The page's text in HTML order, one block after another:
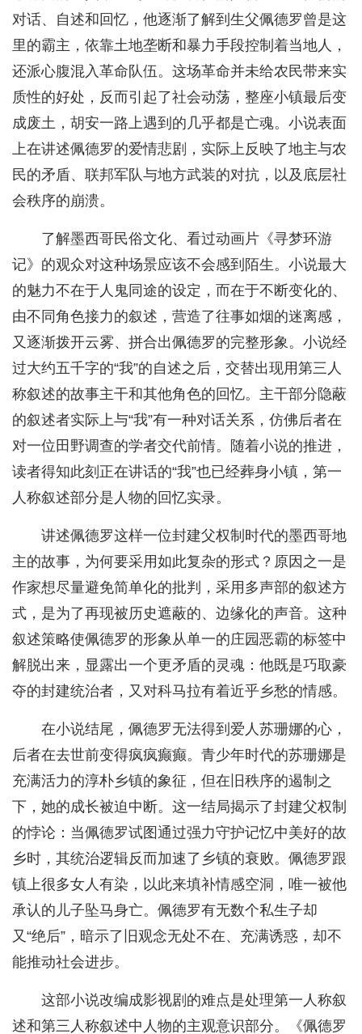
对话、自述和回忆，他逐渐了解到生父佩德罗曾是这
里的霸主，依靠土地垄断和暴力手段控制着当地人，
还派心腹混入革命队伍。这场革命并未给农民带来实
质性的好处，反而引起了社会动荡，整座小镇最后变
成废土，胡安一路上遇到的几乎都是亡魂。小说表面
上在讲述佩德罗的爱情悲剧，实际上反映了地主与农
民的矛盾、联邦军队与地方武装的对抗，以及底层社
会秩序的崩溃。
了解墨西哥民俗文化、看过动画片《寻梦环游
记》的观众对这种场景应该不会感到陌生。小说最大
的魅力不在于人鬼同途的设定，而在于不断变化的、
由不同角色接力的叙述，营造了往事如烟的迷离感，
又逐渐拨开云雾、拼合出佩德罗的完整形象。小说经
过大约五千字的“我”的自述之后，交替出现用第三人
称叙述的故事主干和其他角色的回忆。主干部分隐蔽
的叙述者实际上与“我”有一种对话关系，仿佛后者在
对一位田野调查的学者交代前情。随着小说的推进，
读者得知此刻正在讲话的“我”也已经葬身小镇，第一
人称叙述部分是人物的回忆实录。
讲述佩德罗这样一位封建父权制时代的墨西哥地
主的故事，为何要采用如此复杂的形式？原因之一是
作家想尽量避免简单化的批判，采用多声部的叙述方
式，是为了再现被历史遮蔽的、边缘化的声音。这种
叙述策略使佩德罗的形象从单一的庄园恶霸的标签中
解脱出来，显露出一个更矛盾的灵魂：他既是巧取豪
夺的封建统治者，又对科马拉有着近乎乡愁的情感。
在小说结尾，佩德罗无法得到爱人苏珊娜的心，
后者在去世前变得疯疯癫癫。青少年时代的苏珊娜是
充满活力的淳朴乡镇的象征，但在旧秩序的遏制之
下，她的成长被迫中断。这一结局揭示了封建父权制
的悖论：当佩德罗试图通过强力守护记忆中美好的故
乡时，其统治逻辑反而加速了乡镇的衰败。佩德罗跟
镇上很多女人有染，以此来填补情感空洞，唯一被他
承认的儿子坠马身亡。佩德罗有无数个私生子却
又“绝后”，暗示了旧观念无处不在、充满诱惑，却不
能推动社会进步。
这部小说改编成影视剧的难点是处理第一人称叙
述和第三人称叙述中人物的主观意识部分。《佩德罗